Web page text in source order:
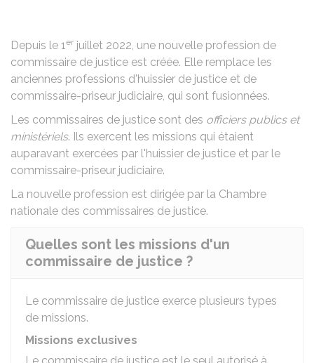
Depuis le 1er juillet 2022, une nouvelle profession de
commissaire de justice est créée. Elle remplace les
anciennes professions d'huissier de justice et de
commissaire-priseur judiciaire, qui sont fusionnées.
Les commissaires de justice sont des officiers publics et
ministériels. Ils exercent les missions qui étaient
auparavant exercées par l'huissier de justice et par le
commissaire-priseur judiciaire.
La nouvelle profession est dirigée par la Chambre
nationale des commissaires de justice.
Quelles sont les missions d'un
commissaire de justice ?
Le commissaire de justice exerce plusieurs types
de missions.
Missions exclusives